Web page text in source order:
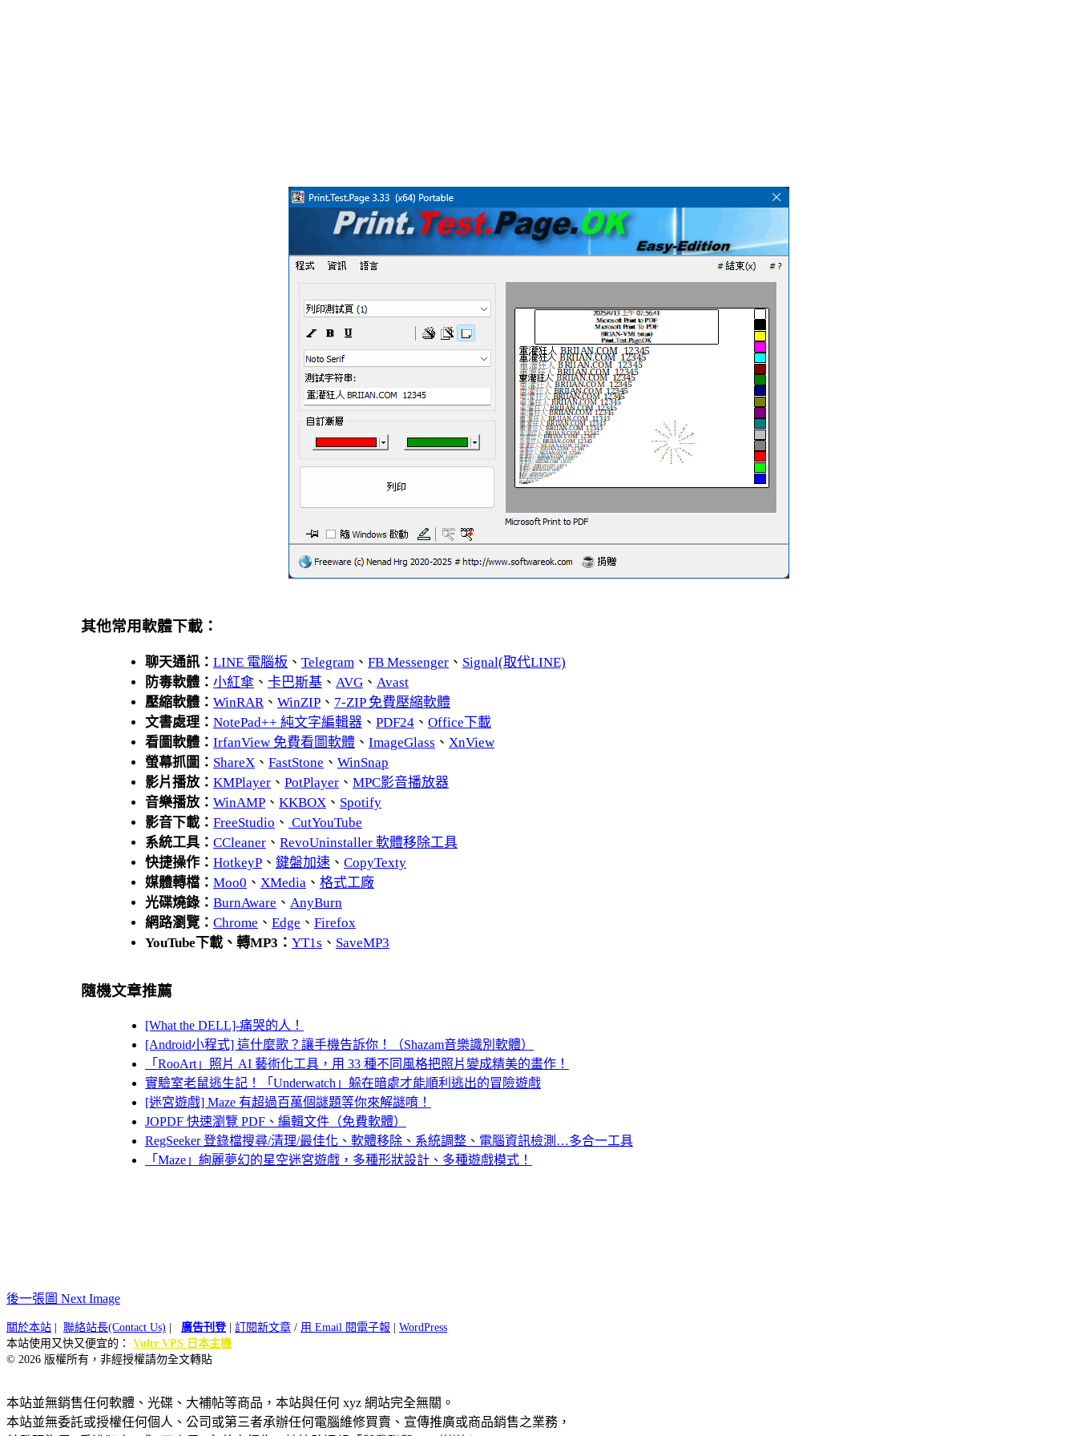
其他常用軟體下載：
聊天通訊： LINE 電腦板 、 Telegram、 FB Messenger、 Signal(取代LINE)
防毒軟體： 小紅傘 、 卡巴斯基、 AVG、 Avast
壓縮軟體： WinRAR、 WinZIP、 7-ZIP 免費壓縮軟體
文書處理： NotePad++ 純文字編輯器、 PDF24、 Office下載
看圖軟體： IrfanView 免費看圖軟體、 ImageGlass 、 XnView
螢幕抓圖： ShareX、 FastStone 、 WinSnap
影片播放： KMPlayer、 PotPlayer、 MPC影音播放器
音樂播放： WinAMP、 KKBOX、 Spotify
影音下載： FreeStudio 、 CutYouTube
系統工具： CCleaner、 RevoUninstaller 軟體移除工具
快捷操作： HotkeyP、 鍵盤加速、 CopyTexty
媒體轉檔： Moo0 、 XMedia、 格式工廠
光碟燒錄： BurnAware 、 AnyBurn
網路瀏覽： Chrome 、 Edge 、 Firefox
YouTube下載、轉MP3： YT1s 、 SaveMP3
隨機文章推薦
[What the DELL]-痛哭的人！
[Android小程式] 這什麼歌？讓手機告訴你！（Shazam音樂識別軟體）
「RooArt」照片 AI 藝術化工具，用 33 種不同風格把照片變成精美的畫作！
實驗室老鼠逃生記！「Underwatch」躲在暗處才能順利逃出的冒險遊戲
[迷宮遊戲] Maze 有超過百萬個謎題等你來解謎唷！
JOPDF 快速瀏覽 PDF、編輯文件（免費軟體）
RegSeeker 登錄檔搜尋/清理/最佳化、軟體移除、系統調整、電腦資訊檢測…多合一工具
「Maze」絢麗夢幻的星空迷宮遊戲，多種形狀設計、多種遊戲模式！
後一張圖 Next Image
關於本站 聯絡站長(Contact Us) 廣告刊登| 訂閱新文章 / 用 Email 閱電子報
WordPress
本站使用又快又便宜的： Vultr VPS 日本主機
© 2026 版權所有，非經授權請勿全文轉貼
本站並無銷售任何軟體、光碟、大補帖等商品，本站與任何 xyz 網站完全無關。
本站並無委託或授權任何個人、公司或第三者承辦任何電腦維修買賣、宣傳推廣或商品銷售之業務，